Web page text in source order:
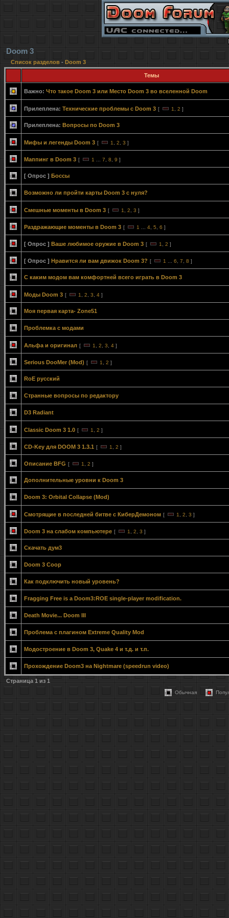
Doom 3
Список разделов - Doom 3
Темы
Важно: Что такое Doom 3 или Место Doom 3 во вселенной Doom
Прилеплена: Технические проблемы с Doom 3 [ 1 2 ]
Прилеплена: Вопросы по Doom 3
Мифы и легенды Doom 3 [ 1 2 3 ]
Маппинг в Doom 3 [ 1 7 8 9 ]
[ Опрос ] Боссы
Возможно ли пройти карты Doom 3 с нуля?
Смешные моменты в Doom 3 [ 1 2 3 ]
Раздражающие моменты в Doom 3 [ 1 4 5 6 ]
[ Опрос ] Ваше любимое оружие в Doom 3 [ 1 2 ]
[ Опрос ] Нравится ли вам движок Doom 3? [ 1 6 7 8 ]
С каким модом вам комфортней всего играть в Doom 3
Моды Doom 3 [ 1 2 3 4 ]
Моя первая карта- Zone51
Проблемка с модами
Альфа и оригинал [ 1 2 3 4 ]
Serious DooMer (Mod) [ 1 2 ]
RoE русский
Странные вопросы по редактору
D3 Radiant
Classic Doom 3 1.0 [ 1 2 ]
CD-Key для DOOM 3 1.3.1 [ 1 2 ]
Описание BFG [ 1 2 ]
Дополнительные уровни к Doom 3
Doom 3: Orbital Collapse (Mod)
Смотрящие в последней битве с КиберДемоном [ 1 2 3 ]
Doom 3 на слабом компьютере [ 1 2 3 ]
Скачать дум3
Doom 3 Coop
Как подключить новый уровень?
Fragging Free is a Doom3:ROE single-player modification.
Death Movie... Doom III
Проблема с плагином Extreme Quality Mod
Модостроение в Doom 3, Quake 4 и т.д. и т.п.
Прохождение Doom3 на Nightmare (speedrun video)
Страница 1 из 1
Обычная